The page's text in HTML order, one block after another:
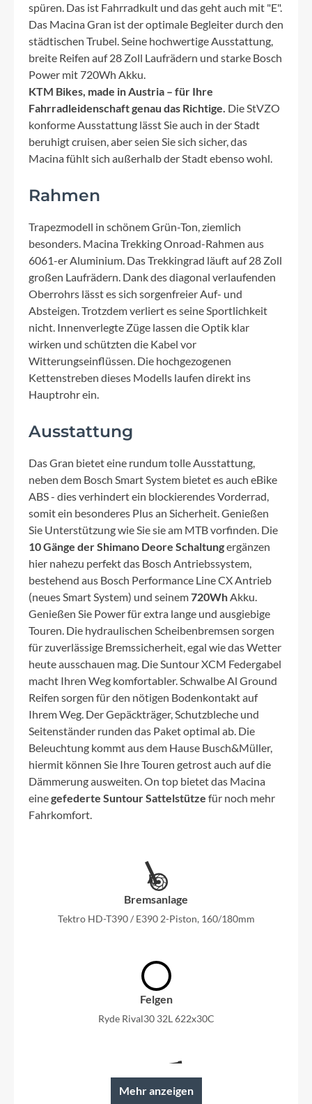
spüren. Das ist Fahrradkult und das geht auch mit "E".
Das Macina Gran ist der optimale Begleiter durch den
städtischen Trubel. Seine hochwertige Ausstattung,
breite Reifen auf 28 Zoll Laufrädern und starke Bosch
Power mit 720Wh Akku.
KTM Bikes, made in Austria – für Ihre
Fahrradleidenschaft genau das Richtige. Die StVZO
konforme Ausstattung lässt Sie auch in der Stadt
beruhigt cruisen, aber seien Sie sich sicher, das
Macina fühlt sich außerhalb der Stadt ebenso wohl.
Rahmen
Trapezmodell in schönem Grün-Ton, ziemlich
besonders. Macina Trekking Onroad-Rahmen aus
6061-er Aluminium. Das Trekkingrad läuft auf 28 Zoll
großen Laufrädern. Dank des diagonal verlaufenden
Oberrohrs lässt es sich sorgenfreier Auf- und
Absteigen. Trotzdem verliert es seine Sportlichkeit
nicht. Innenverlegte Züge lassen die Optik klar
wirken und schützten die Kabel vor
Witterungseinflüssen. Die hochgezogenen
Kettenstreben dieses Modells laufen direkt ins
Hauptrohr ein.
Ausstattung
Das Gran bietet eine rundum tolle Ausstattung,
neben dem Bosch Smart System bietet es auch eBike
ABS - dies verhindert ein blockierendes Vorderrad,
somit ein besonderes Plus an Sicherheit. Genießen
Sie Unterstützung wie Sie sie am MTB vorfinden. Die
10 Gänge der Shimano Deore Schaltungergänzen
hier nahezu perfekt das Bosch Antriebssystem,
bestehend aus Bosch Performance Line CX Antrieb
(neues Smart System) und seinem720WhAkku.
Genießen Sie Power für extra lange und ausgiebige
Touren. Die hydraulischen Scheibenbremsen sorgen
für zuverlässige Bremssicherheit, egal wie das Wetter
heute ausschauen mag. Die Suntour XCM Federgabel
macht Ihren Weg komfortabler. Schwalbe Al Ground
Reifen sorgen für den nötigen Bodenkontakt auf
Ihrem Weg. Der Gepäckträger, Schutzbleche und
Seitenständer runden das Paket optimal ab. Die
Beleuchtung kommt aus dem Hause Busch&Müller,
hiermit können Sie Ihre Touren getrost auch auf die
Dämmerung ausweiten. On top bietet das Macina
einegefederte Suntour Sattelstütze für noch mehr
Fahrkomfort.
Bremsanlage
Tektro HD-T390 / E390 2-Piston, 160/180mm
Felgen
Ryde Rival30 32L 622x30C
Rahmen
Mehr anzeigen